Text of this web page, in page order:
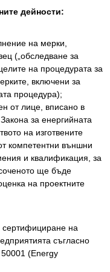
дейности:
на мерки,
(„обследване за
на процедурата за
включени за
процедура);
от лице, вписано в
за енергийната
на изготвените
компетентни външни
и квалификация, за
ще бъде
на проектните
сертифициране на
съгласно
50001 (Energy